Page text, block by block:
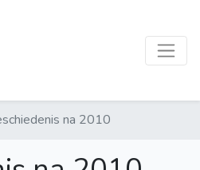
na 2010